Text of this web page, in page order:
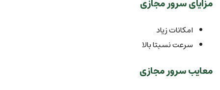
مزایای سرور مجازی
امکانات زیاد
سرعت نسبتا بالا
معایب سرور مجازی